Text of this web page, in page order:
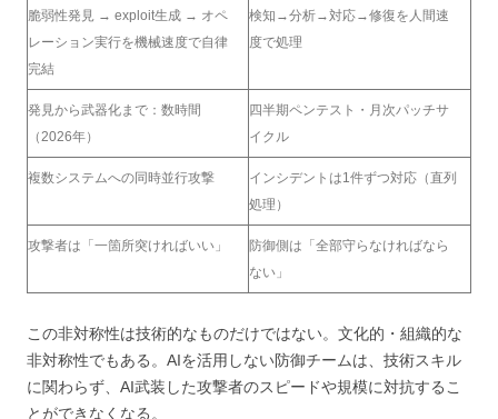
脆弱性発見 → exploit生成 → オペ
レーション実行を機械速度で自律
完結
検知→分析→対応→修復を人間速
度で処理
発見から武器化まで：数時間
（2026年）
四半期ペンテスト・月次パッチサ
イクル
複数システムへの同時並行攻撃
インシデントは1件ずつ対応（直列
処理）
攻撃者は「一箇所突ければいい」
防御側は「全部守らなければなら
ない」
この非対称性は技術的なものだけではない。文化的・組織的な
非対称性でもある。AIを活用しない防御チームは、技術スキル
に関わらず、AI武装した攻撃者のスピードや規模に対抗するこ
とができなくなる。